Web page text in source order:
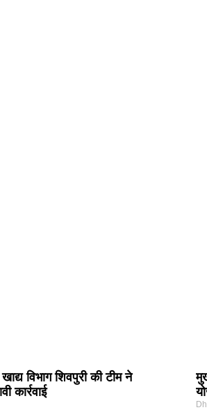
विभाग शिवपुरी की टीम ने
कार्रवाई